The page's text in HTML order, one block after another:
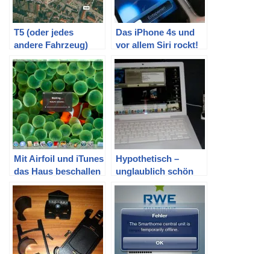
T5 (oder jedes
andere Fahrzeug)
günstig per GPS
tracken mit altem
iPhone
Das iPhone 4s und
vor allem Siri rockt!
Mit Airfoil und iTunes
das Haus beschallen
Hypothetisch –
unglaublich schön
und wandelbar